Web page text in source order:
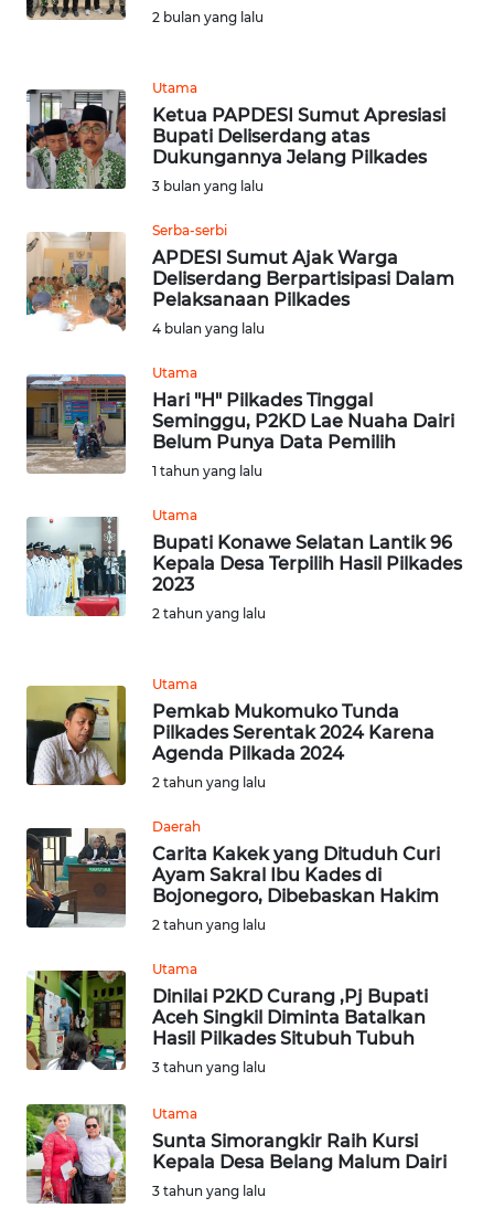
2 bulan yang lalu
Utama
Ketua PAPDESI Sumut Apresiasi
Bupati Deliserdang atas
Dukungannya Jelang Pilkades
3 bulan yang lalu
Serba-serbi
APDESI Sumut Ajak Warga
Deliserdang Berpartisipasi Dalam
Pelaksanaan Pilkades
4 bulan yang lalu
Utama
Hari "H" Pilkades Tinggal
Seminggu, P2KD Lae Nuaha Dairi
Belum Punya Data Pemilih
1 tahun yang lalu
Utama
Bupati Konawe Selatan Lantik 96
Kepala Desa Terpilih Hasil Pilkades
2023
2 tahun yang lalu
Utama
Pemkab Mukomuko Tunda
Pilkades Serentak 2024 Karena
Agenda Pilkada 2024
2 tahun yang lalu
Daerah
Carita Kakek yang Dituduh Curi
Ayam Sakral Ibu Kades di
Bojonegoro, Dibebaskan Hakim
2 tahun yang lalu
Utama
Dinilai P2KD Curang ,Pj Bupati
Aceh Singkil Diminta Batalkan
Hasil Pilkades Situbuh Tubuh
3 tahun yang lalu
Utama
Sunta Simorangkir Raih Kursi
Kepala Desa Belang Malum Dairi
3 tahun yang lalu
REDAKSI
DISCLAIMER
Wahana
WN
SUMUT
JAKARTA
WN
JABAR
BANTEN
WN
NTT
WN
KEPRI
WN
PAPUA
WN
PAPUA
BARAT
RIAU
WN
SERAMBI